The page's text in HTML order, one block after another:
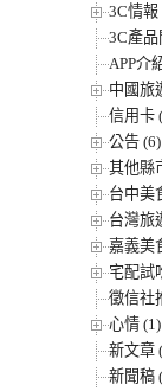
3C情報
3C產品
APP介
中國旅
信用卡
公告 (6)
其他縣
台中美
台灣旅
嘉義美
宅配試
徵信社
心情 (1)
新文章
新聞稿